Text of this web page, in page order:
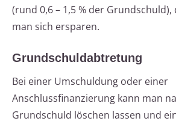
(rund 0,6 – 1,5 % der Grundschuld),
man sich ersparen.
Grundschuldabtretung
Bei einer Umschuldung oder einer
Anschlussfinanzierung kann man
Grundschuld löschen lassen und